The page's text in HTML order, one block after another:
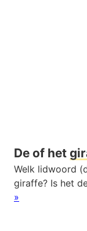
De of het
Welk lidwoord
giraffe? Is het
»